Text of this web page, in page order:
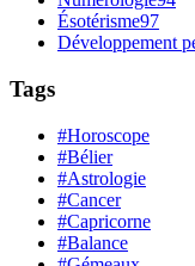
Ésotérisme97
Développement
Tags
#Horoscope
#Bélier
#Astrologie
#Cancer
#Capricorne
#Balance